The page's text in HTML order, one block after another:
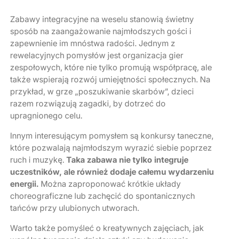
Zabawy integracyjne na weselu stanowią świetny
sposób na zaangażowanie najmłodszych gości i
zapewnienie im mnóstwa radości. Jednym z
rewelacyjnych pomysłów jest organizacja gier
zespołowych, które nie tylko promują współpracę, ale
także wspierają rozwój umiejętności społecznych. Na
przykład, w grze „poszukiwanie skarbów”, dzieci
razem rozwiązują zagadki, by dotrzeć do
upragnionego celu.
Innym interesującym pomysłem są konkursy taneczne,
które pozwalają najmłodszym wyrazić siebie poprzez
ruch i muzykę. Taka zabawa nie tylko integruje
uczestników, ale również dodaje całemu wydarzeniu
energii. Można zaproponować krótkie układy
choreograficzne lub zachęcić do spontanicznych
tańców przy ulubionych utworach.
Warto także pomyśleć o kreatywnych zajęciach, jak